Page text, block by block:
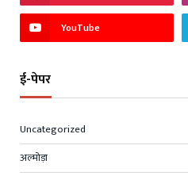
YouTube
ई-पेपर
Uncategorized
अल्मोड़ा